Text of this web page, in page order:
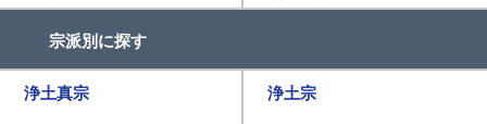
宗派別に探す
浄土真宗 浄土宗